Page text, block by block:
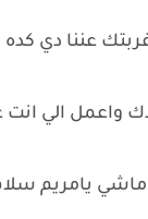
عننا دي كده
الي انت
ماشي يامريم